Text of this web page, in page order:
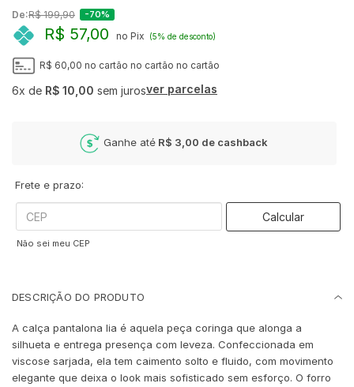
De:R$ 199,90 -70%
R$ 57,00 no Pix (5% de desconto)
R$ 60,00 no cartão no cartão no cartão
6x de R$ 10,00 sem jurosver parcelas
Ganhe até R$ 3,00 de cashback
Frete e prazo:
Calcular
Não sei meu CEP
DESCRIÇÃO DO PRODUTO
A calça pantalona lia é aquela peça coringa que alonga a
silhueta e entrega presença com leveza. Confeccionada em
viscose sarjada, ela tem caimento solto e fluido, com movimento
elegante que deixa o look mais sofisticado sem esforço. O forro